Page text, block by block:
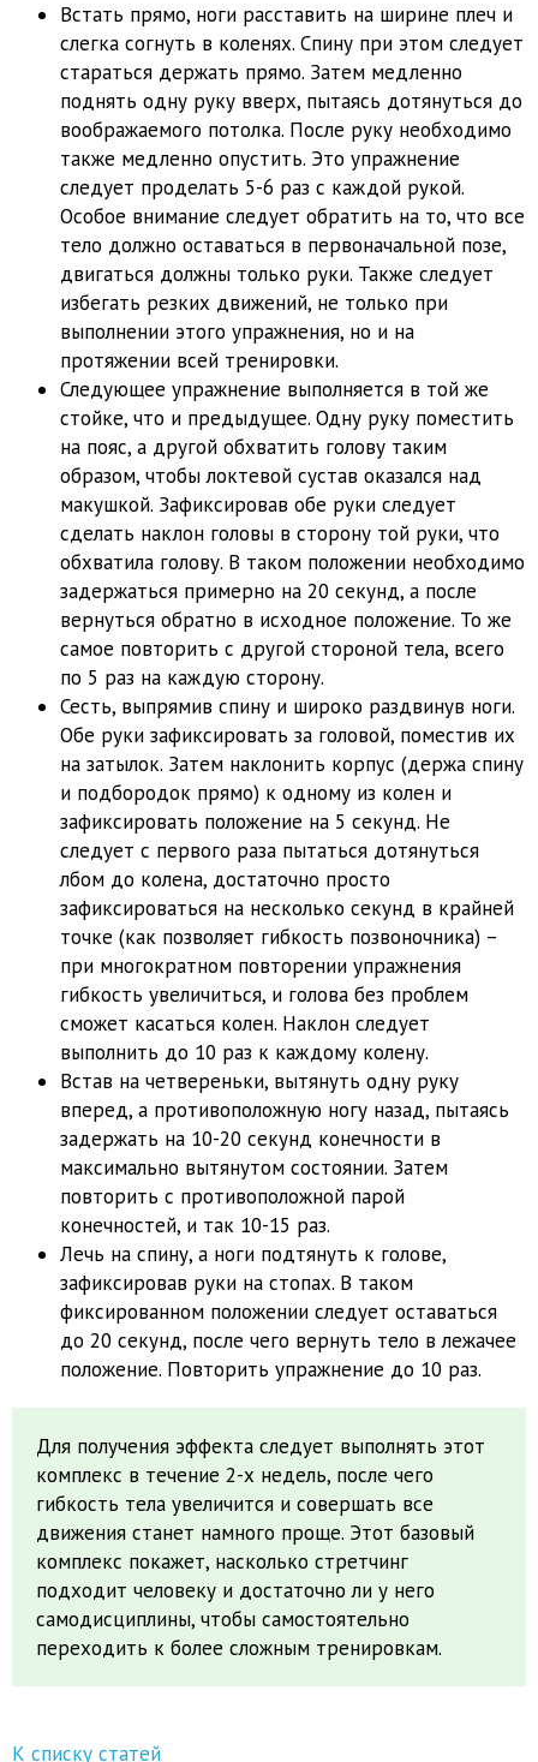
Встать прямо, ноги расставить на ширине плеч и
слегка согнуть в коленях. Спину при этом следует
стараться держать прямо. Затем медленно
поднять одну руку вверх, пытаясь дотянуться до
воображаемого потолка. После руку необходимо
также медленно опустить. Это упражнение
следует проделать 5-6 раз с каждой рукой.
Особое внимание следует обратить на то, что все
тело должно оставаться в первоначальной позе,
двигаться должны только руки. Также следует
избегать резких движений, не только при
выполнении этого упражнения, но и на
протяжении всей тренировки.
Следующее упражнение выполняется в той же
стойке, что и предыдущее. Одну руку поместить
на пояс, а другой обхватить голову таким
образом, чтобы локтевой сустав оказался над
макушкой. Зафиксировав обе руки следует
сделать наклон головы в сторону той руки, что
обхватила голову. В таком положении необходимо
задержаться примерно на 20 секунд, а после
вернуться обратно в исходное положение. То же
самое повторить с другой стороной тела, всего
по 5 раз на каждую сторону.
Сесть, выпрямив спину и широко раздвинув ноги.
Обе руки зафиксировать за головой, поместив их
на затылок. Затем наклонить корпус (держа спину
и подбородок прямо) к одному из колен и
зафиксировать положение на 5 секунд. Не
следует с первого раза пытаться дотянуться
лбом до колена, достаточно просто
зафиксироваться на несколько секунд в крайней
точке (как позволяет гибкость позвоночника) –
при многократном повторении упражнения
гибкость увеличиться, и голова без проблем
сможет касаться колен. Наклон следует
выполнить до 10 раз к каждому колену.
Встав на четвереньки, вытянуть одну руку
вперед, а противоположную ногу назад, пытаясь
задержать на 10-20 секунд конечности в
максимально вытянутом состоянии. Затем
повторить с противоположной парой
конечностей, и так 10-15 раз.
Лечь на спину, а ноги подтянуть к голове,
зафиксировав руки на стопах. В таком
фиксированном положении следует оставаться
до 20 секунд, после чего вернуть тело в лежачее
положение. Повторить упражнение до 10 раз.
Для получения эффекта следует выполнять этот
комплекс в течение 2-х недель, после чего
гибкость тела увеличится и совершать все
движения станет намного проще. Этот базовый
комплекс покажет, насколько стретчинг
подходит человеку и достаточно ли у него
самодисциплины, чтобы самостоятельно
переходить к более сложным тренировкам.
К списку статей